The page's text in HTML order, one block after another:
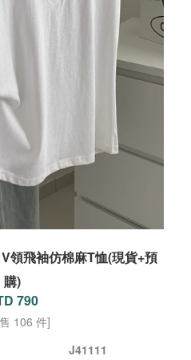
領飛袖仿棉麻T恤(現貨+預
購)
790
106 件]
J41111